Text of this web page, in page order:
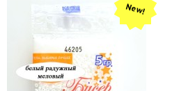
New!